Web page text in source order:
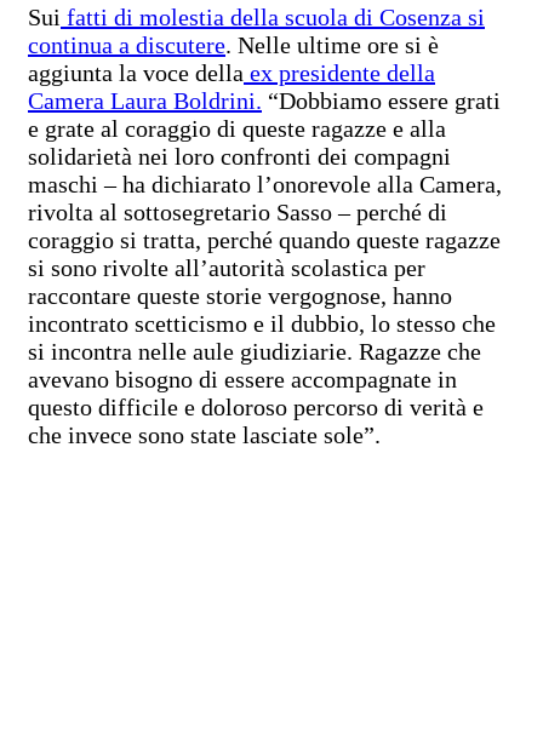
Sui fatti di molestia della scuola di Cosenza si
continua a discutere. Nelle ultime ore si è
aggiunta la voce della ex presidente della
Camera Laura Boldrini. “Dobbiamo essere grati
e grate al coraggio di queste ragazze e alla
solidarietà nei loro confronti dei compagni
maschi – ha dichiarato l’onorevole alla Camera,
rivolta al sottosegretario Sasso – perché di
coraggio si tratta, perché quando queste ragazze
si sono rivolte all’autorità scolastica per
raccontare queste storie vergognose, hanno
incontrato scetticismo e il dubbio, lo stesso che
si incontra nelle aule giudiziarie. Ragazze che
avevano bisogno di essere accompagnate in
questo difficile e doloroso percorso di verità e
che invece sono state lasciate sole”.